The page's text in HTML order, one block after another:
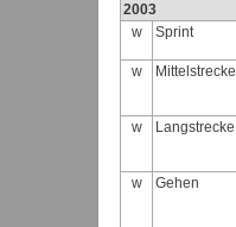
2003
w
Sprint
w Mittelstrecke
w Langstrecke
w Gehen